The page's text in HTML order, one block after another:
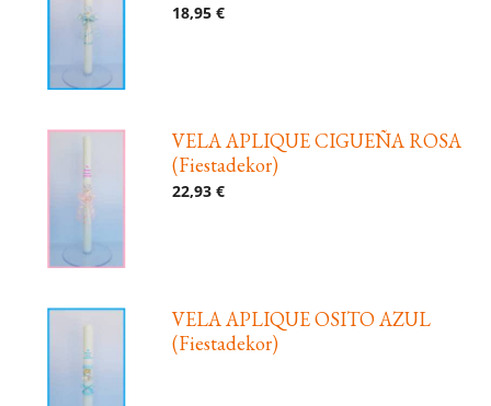
18,95 €
VELA APLIQUE CIGUEÑA ROSA
(Fiestadekor)
22,93 €
VELA APLIQUE OSITO AZUL
(Fiestadekor)